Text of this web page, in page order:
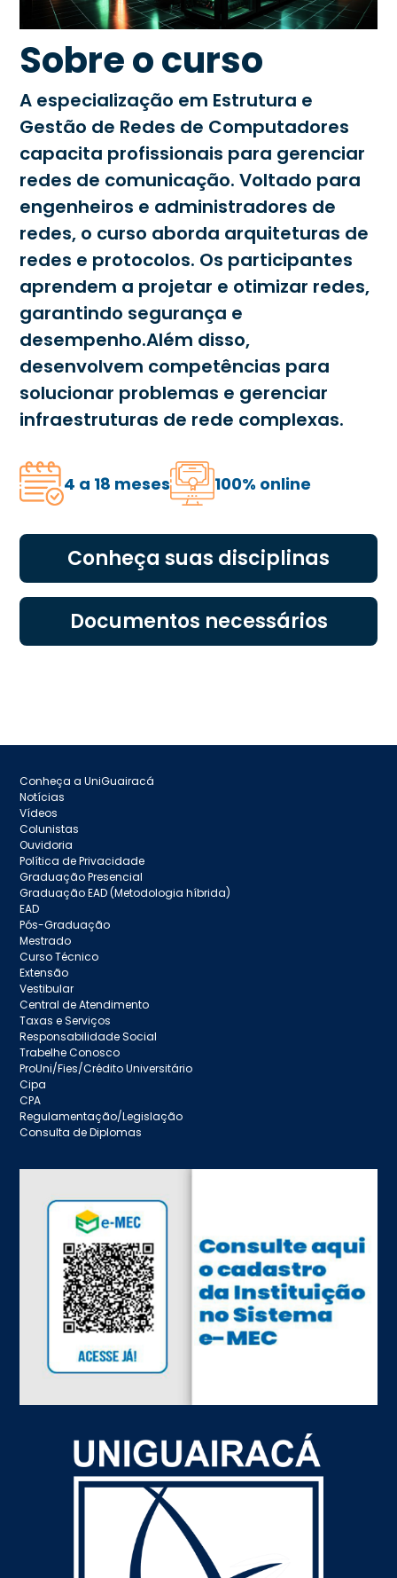
Sobre o curso
A especialização em Estrutura e
Gestão de Redes de Computadores
capacita profissionais para gerenciar
redes de comunicação. Voltado para
engenheiros e administradores de
redes, o curso aborda arquiteturas de
redes e protocolos. Os participantes
aprendem a projetar e otimizar redes,
garantindo segurança e
desempenho.Além disso,
desenvolvem competências para
solucionar problemas e gerenciar
infraestruturas de rede complexas.
4 a 18 meses 100% online
Conheça suas disciplinas
Documentos necessários
Conheça a UniGuairacá
Notícias
Vídeos
Colunistas
Ouvidoria
Política de Privacidade
Graduação Presencial
Graduação EAD (Metodologia híbrida)
EAD
Pós-Graduação
Mestrado
Curso Técnico
Extensão
Vestibular
Central de Atendimento
Taxas e Serviços
Responsabilidade Social
Trabelhe Conosco
ProUni/Fies/Crédito Universitário
Cipa
CPA
Regulamentação/Legislação
Consulta de Diplomas